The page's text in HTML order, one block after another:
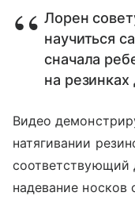
Лорен
научиться
сначала
на резинках
Видео
натягивании
соответствующий
надевание носков